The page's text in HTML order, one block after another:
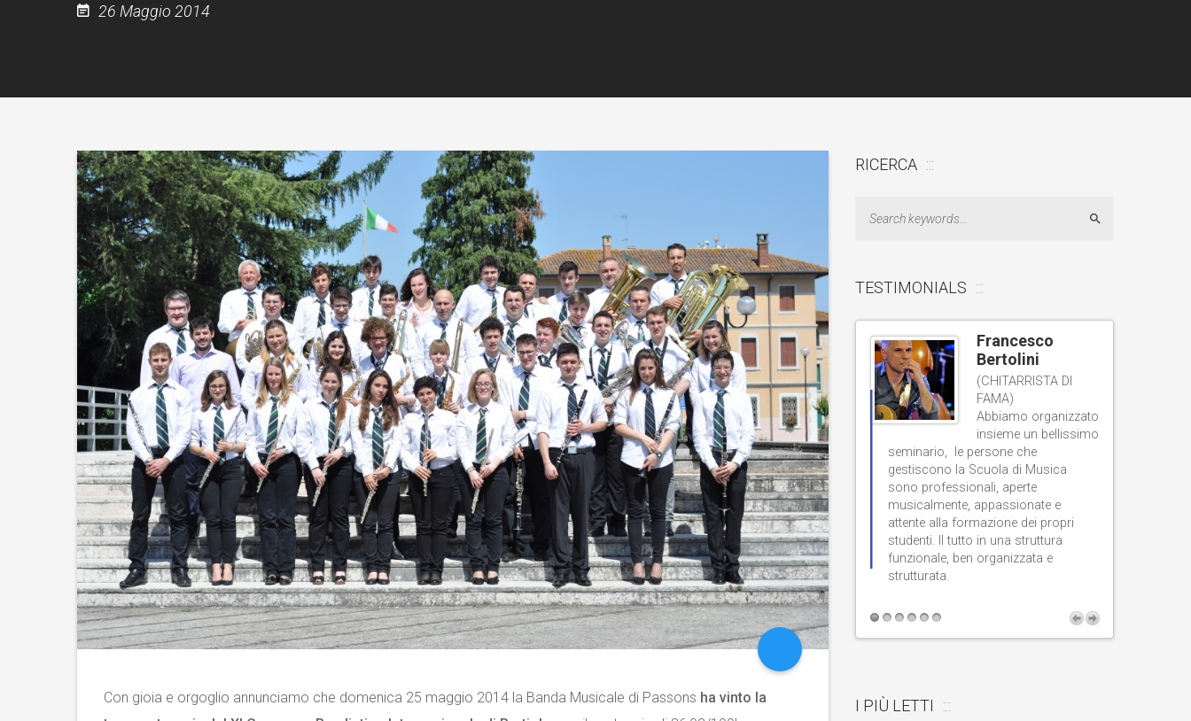
26 Maggio 2014
Con gioia e orgoglio annunciamo che domenica 25 maggio 2014 la Banda Musicale di Passons ha vinto la
RICERCA
Search
TESTIMONIALS
Elisa Michellut
(GIORNALISTA E
PRESENTATRICE RADIO
TV)
Lavorare assieme al
Gruppo Folkloristico di
Passons è stata un’esperienza positiva e un
percorso professionalmente stimolante.
Francesco
Bertolini
(CHITARRISTA DI
FAMA)
Abbiamo organizzato
insieme un bellissimo
seminario, le persone che
gestiscono la Scuola di Musica
sono professionali, aperte
musicalmente, appassionate e
attente alla formazione dei propri
studenti. Il tutto in una struttura
funzionale, ben organizzata e
strutturata.
I PIÙ LETTI